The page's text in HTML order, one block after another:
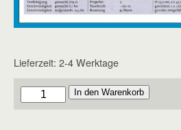
Lieferzeit: 2-4 Werktage
Marine
-
In den Warenkorb